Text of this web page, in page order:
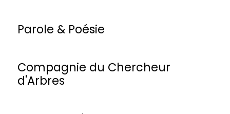
Parole & Poésie
Compagnie du Chercheur
d'Arbres